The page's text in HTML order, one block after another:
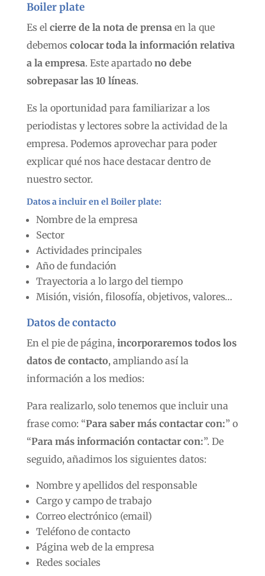
Boiler plate
Es el cierre de la nota de prensaen la que
debemos colocar toda la información relativa
a la empresa. Este apartado no debe
sobrepasar las 10 líneas.
Es la oportunidad para familiarizar a los
periodistas y lectores sobre la actividad de la
empresa. Podemos aprovechar para poder
explicar qué nos hace destacar dentro de
nuestro sector.
Datos a incluir en el Boiler plate:
Nombre de la empresa
Sector
Actividades principales
Año de fundación
Trayectoria a lo largo del tiempo
Misión, visión, filosofía, objetivos, valores…
Datos de contacto
En el pie de página, incorporaremos todos los
datos de contacto, ampliando así la
información a los medios:
Para realizarlo, solo tenemos que incluir una
frase como: “Para saber más contactar con:” o
“Para más información contactar con:”. De
seguido, añadimos los siguientes datos:
Nombre y apellidos del responsable
Cargo y campo de trabajo
Correo electrónico (email)
Teléfono de contacto
Página web de la empresa
Redes sociales